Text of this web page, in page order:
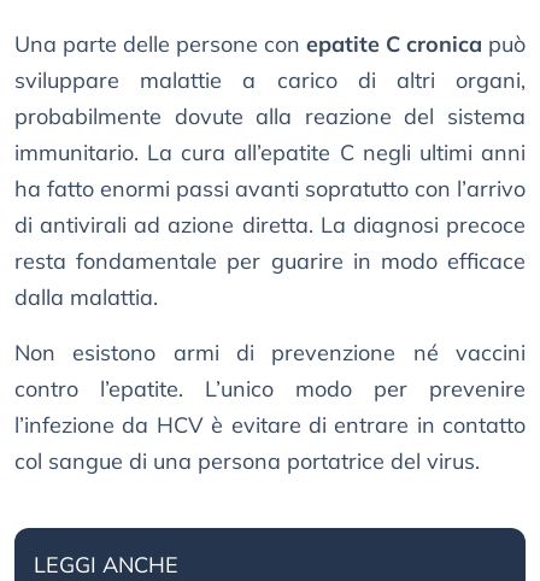
Una parte delle persone con epatite C cronica può
sviluppare malattie a carico di altri organi,
probabilmente dovute alla reazione del sistema
immunitario. La cura all’epatite C negli ultimi anni
ha fatto enormi passi avanti sopratutto con l’arrivo
di antivirali ad azione diretta. La diagnosi precoce
resta fondamentale per guarire in modo efficace
dalla malattia.
Non esistono armi di prevenzione né vaccini
contro l’epatite. L’unico modo per prevenire
l’infezione da HCV è evitare di entrare in contatto
col sangue di una persona portatrice del virus.
LEGGI ANCHE